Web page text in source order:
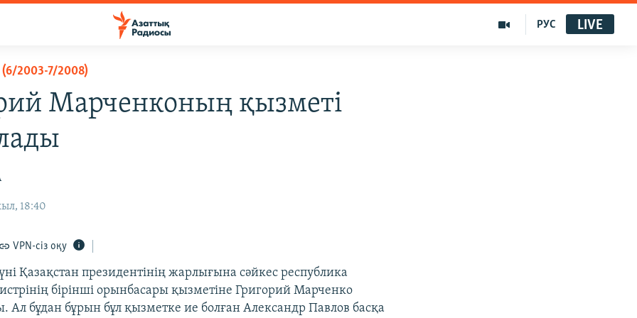
РУС LIVE
2003-7/2008)
Марченконың қызметі
18:40
VPN-сіз оқу
Қазақстан президентінің жарлығына сәйкес республика
бірінші орынбасары қызметіне Григорий Марченко
Ал бұдан бұрын бұл қызметке ие болған Александр Павлов басқа